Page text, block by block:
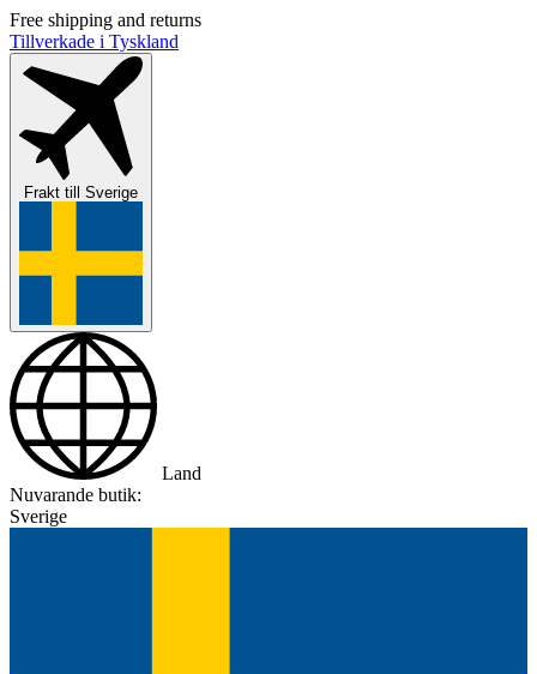
Free shipping and returns
Tillverkade i Tyskland
Frakt till Sverige
Land
Nuvarande butik:
Sverige